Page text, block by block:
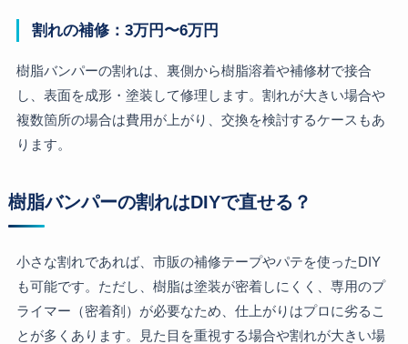
割れの補修：3万円〜6万円
樹脂バンパーの割れは、裏側から樹脂溶着や補修材で接合
し、表面を成形・塗装して修理します。割れが大きい場合や
複数箇所の場合は費用が上がり、交換を検討するケースもあ
ります。
樹脂バンパーの割れはDIYで直せる？
小さな割れであれば、市販の補修テープやパテを使ったDIY
も可能です。ただし、樹脂は塗装が密着しにくく、専用のプ
ライマー（密着剤）が必要なため、仕上がりはプロに劣るこ
とが多くあります。見た目を重視する場合や割れが大きい場